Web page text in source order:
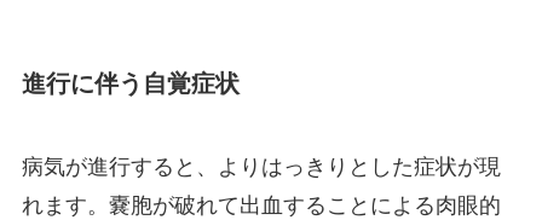
進行に伴う自覚症状
病気が進行すると、よりはっきりとした症状が現
れます。嚢胞が破れて出血することによる肉眼的